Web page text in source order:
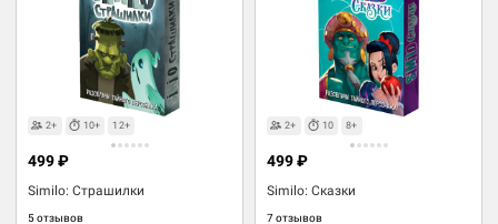
2+ 10+ 12+
Similo: Страшилки
5 отзывов
499 ₽
2+ 10 8+
Similo: Сказки
7 отзывов
499 ₽